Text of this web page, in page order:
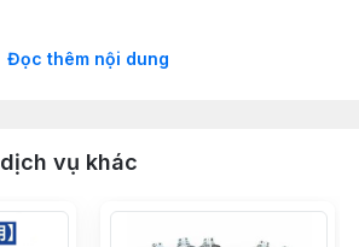
dây thừng. Nó thường được sử
bị công nghiệp, làm móc khóa ....
Đọc thêm nội dung
vụ khác